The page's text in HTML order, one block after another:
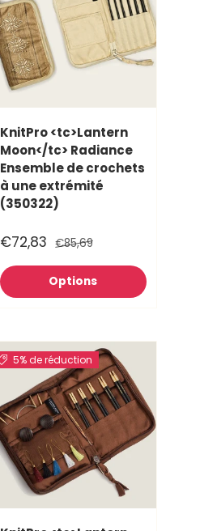
KnitPro <tc>Lantern
Moon</tc> Radiance
Ensemble de crochets
à une extrémité
(350322)
€72,83 €85,69
Options
5% de réduction